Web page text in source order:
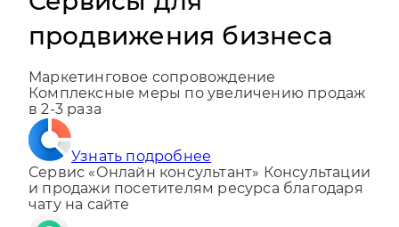
Сервисы для
продвижения бизнеса
Маркетинговое сопровождение
Комплексные меры по увеличению продаж
в 2-3 раза
Узнать подробнее
Сервис «Онлайн консультант»Консультации
и продажи посетителям ресурса благодаря
чату на сайте